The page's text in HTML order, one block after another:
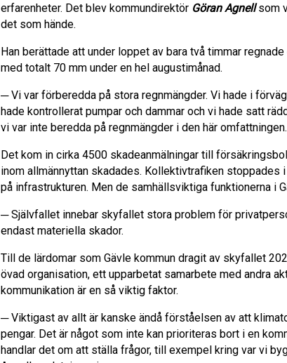
erfarenheter. Det blev kommundirektör Göran Agnellsom
det som hände.
Han berättade att under loppet av bara två timmar
med totalt 70 mm under en hel augustimånad.
─ Vi var förberedda på stora regnmängder. Vi hade i
hade kontrollerat pumpar och dammar och vi hade satt
vi var inte beredda på regnmängder i den här omfattningen.
Det kom in cirka 4500 skadeanmälningar till
inom allmännyttan skadades. Kollektivtrafiken stoppades
på infrastrukturen. Men de samhällsviktiga funktionerna i
─ Självfallet innebar skyfallet stora problem för
endast materiella skador.
Till de lärdomar som Gävle kommun dragit av skyfallet
övad organisation, ett upparbetat samarbete med andra
kommunikation är en så viktig faktor.
─ Viktigast av allt är kanske ändå förståelsen av att
pengar. Det är något som inte kan prioriteras bort i en
handlar det om att ställa frågor, till exempel kring var vi